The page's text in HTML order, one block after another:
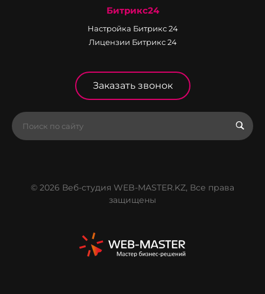
Битрикс24
Настройка Битрикс 24
Лицензии Битрикс 24
Заказать звонок
© 2026 Веб-студия WEB-MASTER.KZ, Все права
защищены